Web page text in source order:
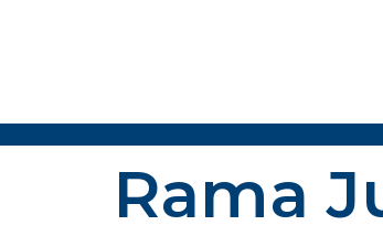
Rama